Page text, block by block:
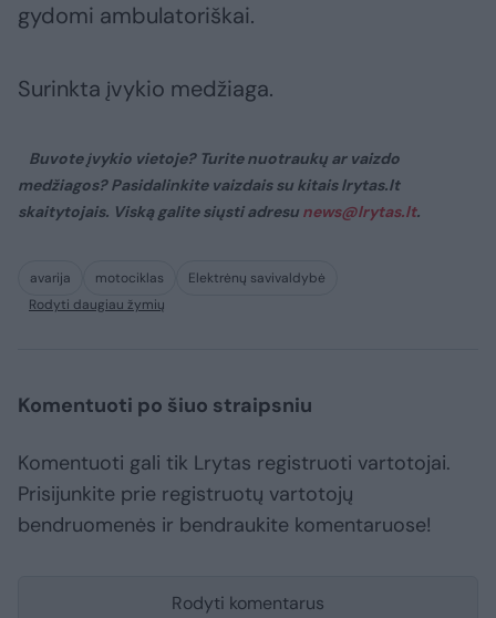
gydomi ambulatoriškai.
Surinkta įvykio medžiaga.
Buvote įvykio vietoje? Turite nuotraukų ar vaizdo
medžiagos? Pasidalinkite vaizdais su kitais lrytas.lt
skaitytojais. Viską galite siųsti adresu news@lrytas.lt.
avarija motociklas
Elektrėnų savivaldybė
Rodyti daugiau žymių
Komentuoti po šiuo straipsniu
Komentuoti gali tik Lrytas registruoti vartotojai.
Prisijunkite prie registruotų vartotojų
bendruomenės ir bendraukite komentaruose!
Rodyti komentarus